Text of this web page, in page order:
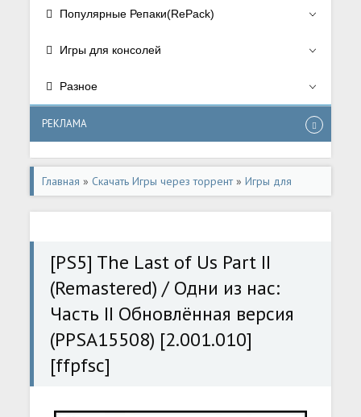
Популярные Репаки(RePack)
Игры для консолей
Разное
РЕКЛАМА
Главная » Скачать Игры через торрент»Игры для
консолей»Игры для Playstation 5
[PS5] The Last of Us Part II
(Remastered) / Одни из нас:
Часть II Обновлённая версия
(PPSA15508) [2.001.010]
[ffpfsc]